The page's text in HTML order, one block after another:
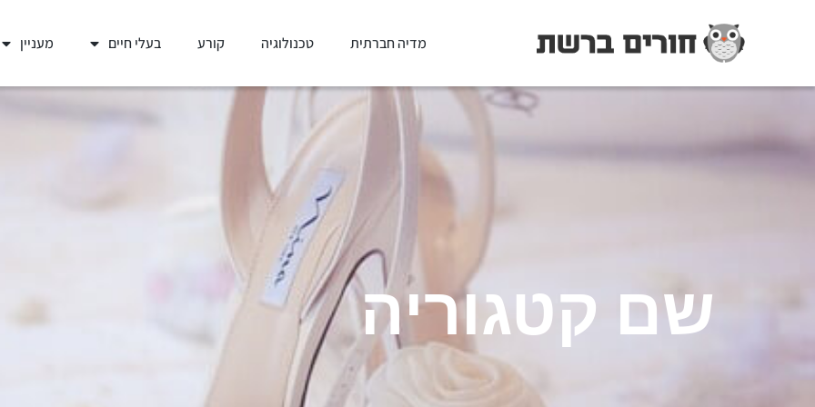
מדיה חברתית טכנולוגיה קורע בעלי חיים מעניין
שם קטגוריה